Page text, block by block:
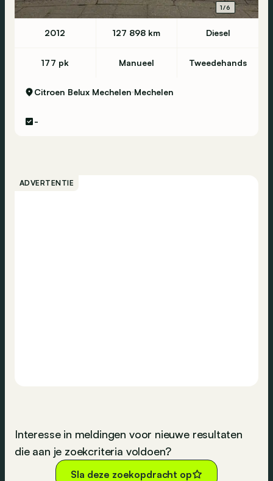
1/6
2012 127 898 km Diesel
177 pk Manueel Tweedehands
Citroen Belux Mechelen Mechelen
-
ADVERTENTIE
Interesse in meldingen voor nieuwe resultaten
die aan je zoekcriteria voldoen?
Sla deze zoekopdracht op